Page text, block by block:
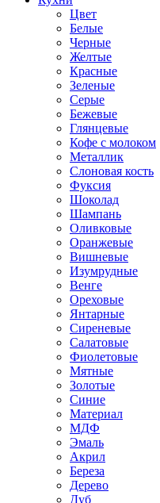
Цвет
Белые
Черные
Желтые
Красные
Зеленые
Серые
Бежевые
Глянцевые
Кофе с молоком
Металлик
Слоновая кость
Фуксия
Шоколад
Шампань
Оливковые
Оранжевые
Вишневые
Изумрудные
Венге
Ореховые
Янтарные
Сиреневые
Салатовые
Фиолетовые
Мятные
Золотые
Синие
Материал
МДФ
Эмаль
Акрил
Береза
Дерево
Дуб